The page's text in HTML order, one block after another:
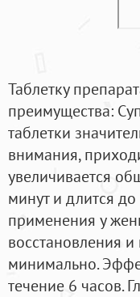
Таблетку
преимущества:
таблетки
внимания,
увеличивается
минут и длится
применения у
восстановления
минимально.
течение 6 часов.